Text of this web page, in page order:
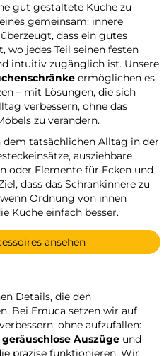
gut gestaltete Küche zu
gemeinsam: innere
dass ein gutes
jedes Teil seinen festen
intuitiv zugänglich ist. Unsere
ermöglichen es,
– mit Lösungen, die sich
verbessern, ohne das
zu verändern.
tatsächlichen Alltag in der
ausziehbare
oder Elemente für Ecken und
dass das Schrankinnere zu
Ordnung von innen
Küche einfach besser.
ansehen
Details, die den
Bei Emuca setzen wir auf
ohne aufzufallen:
geräuschlose Auszüge und
präzise funktionieren. Wir